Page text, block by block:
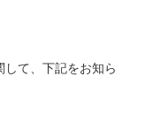
して、下記をお知ら